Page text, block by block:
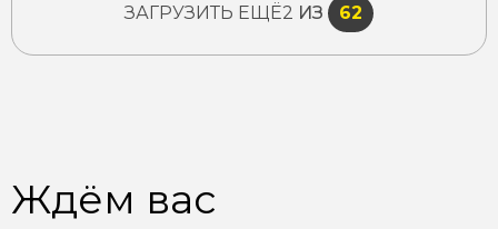
ЗАГРУЗИТЬ ЕЩЁ2 ИЗ 62
Ждём вас